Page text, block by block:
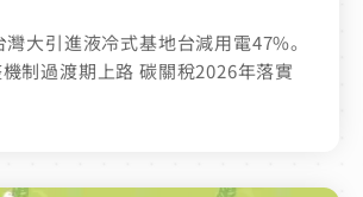
大引進液冷式基地台減用電47%。
制過渡期上路 碳關稅2026年落實